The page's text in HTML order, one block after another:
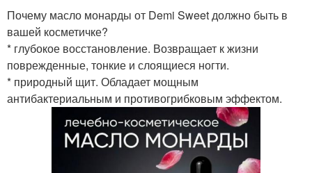
Почему масло монарды от Demi Sweet должно быть в
вашей косметичке?
* глубокое восстановление. Возвращает к жизни
поврежденные, тонкие и слоящиеся ногти.
* природный щит. Обладает мощным
антибактериальным и противогрибковым эффектом.